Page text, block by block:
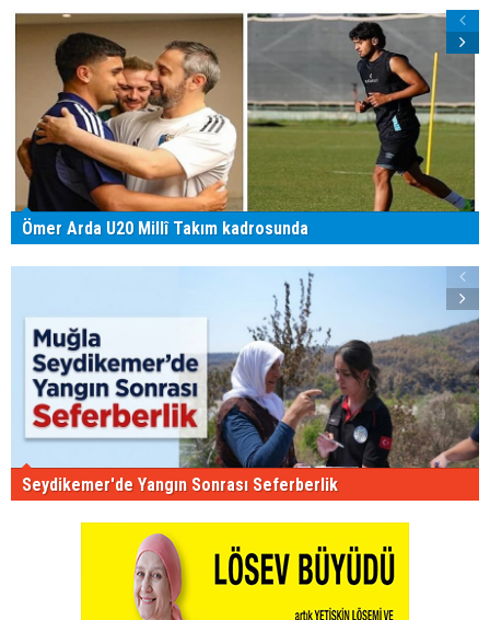
Ömer Arda U20 Millî Takım kadrosunda
Seydikemer'de Yangın Sonrası Seferberlik